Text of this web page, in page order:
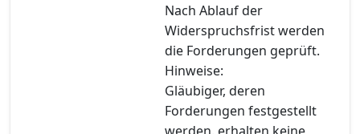
Nach Ablauf der
Widerspruchsfrist werden
die Forderungen geprüft.
Hinweise:
Gläubiger, deren
Forderungen festgestellt